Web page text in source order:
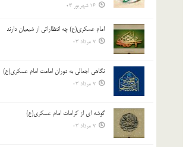
16 شهریور 03
امام عسکری(ع) چه انتظاراتی از شیعیان دارند
7 مرداد 03
نگاهی اجمالی به دوران امامت امام عسکری(ع)
7 مرداد 03
گوشه ای از کرامات امام عسکری(ع)
7 مرداد 03